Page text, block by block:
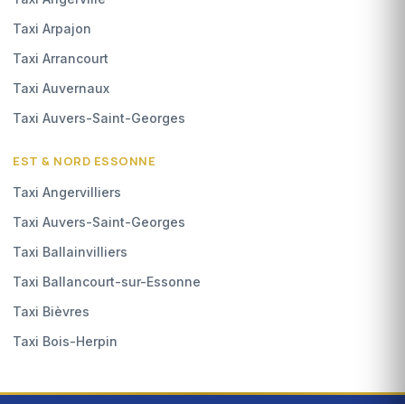
Taxi Arpajon
Taxi Arrancourt
Taxi Auvernaux
Taxi Auvers-Saint-Georges
EST & NORD ESSONNE
Taxi Angervilliers
Taxi Auvers-Saint-Georges
Taxi Ballainvilliers
Taxi Ballancourt-sur-Essonne
Taxi Bièvres
Taxi Bois-Herpin